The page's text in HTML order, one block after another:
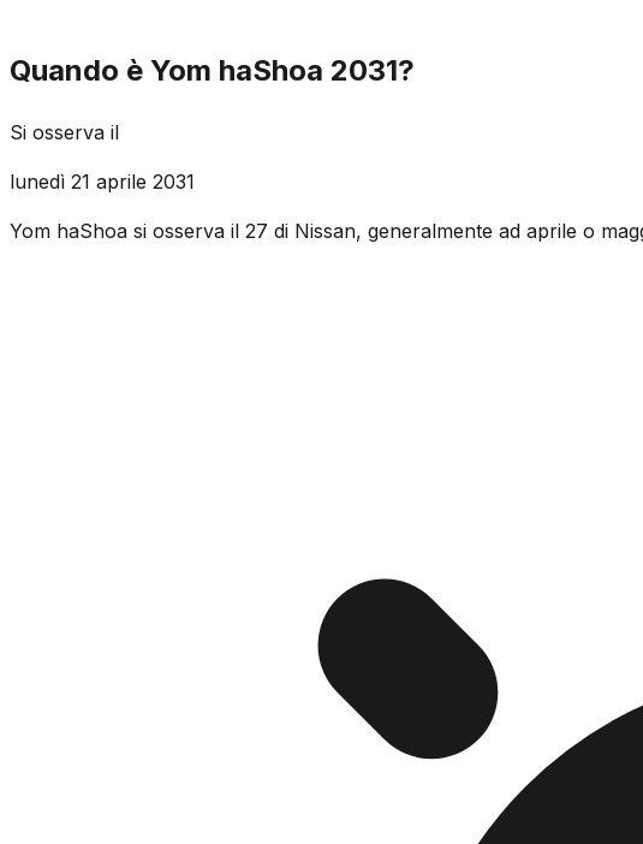
Quando è Yom haShoa 2031?
Si osserva il
lunedì 21 aprile 2031
Yom haShoa si osserva il 27 di Nissan, generalmente ad aprile o